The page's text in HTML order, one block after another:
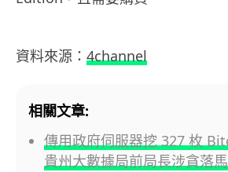
資料來源： 4channel
相關文章:
傳用政府伺服器挖 327 枚
貴州大數據局前局長涉貪落馬